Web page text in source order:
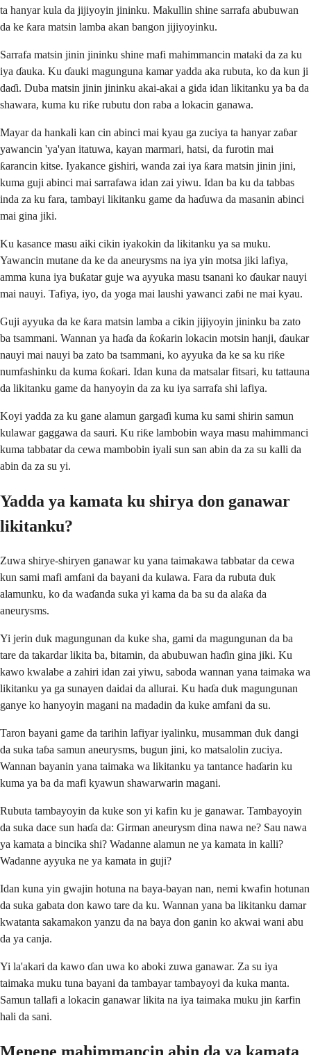
ta hanyar kula da jijiyoyin jininku. Makullin shine sarrafa abubuwan
da ke ƙara matsin lamba akan bangon jijiyoyinku.
Sarrafa matsin jinin jininku shine mafi mahimmancin mataki da za ku
iya ɗauka. Ku ɗauki magunguna kamar yadda aka rubuta, ko da kun ji
daɗi. Duba matsin jinin jininku akai-akai a gida idan likitanku ya ba da
shawara, kuma ku riƙe rubutu don raba a lokacin ganawa.
Mayar da hankali kan cin abinci mai kyau ga zuciya ta hanyar zaɓar
yawancin 'ya'yan itatuwa, kayan marmari, hatsi, da furotin mai
ƙarancin kitse. Iyakance gishiri, wanda zai iya ƙara matsin jinin jini,
kuma guji abinci mai sarrafawa idan zai yiwu. Idan ba ku da tabbas
inda za ku fara, tambayi likitanku game da haɗuwa da masanin abinci
mai gina jiki.
Ku kasance masu aiki cikin iyakokin da likitanku ya sa muku.
Yawancin mutane da ke da aneurysms na iya yin motsa jiki lafiya,
amma kuna iya buƙatar guje wa ayyuka masu tsanani ko ɗaukar nauyi
mai nauyi. Tafiya, iyo, da yoga mai laushi yawanci zaɓi ne mai kyau.
Guji ayyuka da ke ƙara matsin lamba a cikin jijiyoyin jininku ba zato
ba tsammani. Wannan ya haɗa da ƙoƙarin lokacin motsin hanji, ɗaukar
nauyi mai nauyi ba zato ba tsammani, ko ayyuka da ke sa ku riƙe
numfashinku da kuma ƙoƙari. Idan kuna da matsalar fitsari, ku tattauna
da likitanku game da hanyoyin da za ku iya sarrafa shi lafiya.
Koyi yadda za ku gane alamun gargaɗi kuma ku sami shirin samun
kulawar gaggawa da sauri. Ku riƙe lambobin waya masu mahimmanci
kuma tabbatar da cewa mambobin iyali sun san abin da za su kalli da
abin da za su yi.
Yadda ya kamata ku shirya don ganawar
likitanku?
Zuwa shirye-shiryen ganawar ku yana taimakawa tabbatar da cewa
kun sami mafi amfani da bayani da kulawa. Fara da rubuta duk
alamunku, ko da waɗanda suka yi kama da ba su da alaƙa da
aneurysms.
Yi jerin duk magungunan da kuke sha, gami da magungunan da ba
tare da takardar likita ba, bitamin, da abubuwan haɗin gina jiki. Ku
kawo kwalabe a zahiri idan zai yiwu, saboda wannan yana taimaka wa
likitanku ya ga sunayen daidai da allurai. Ku haɗa duk magungunan
ganye ko hanyoyin magani na madadin da kuke amfani da su.
Taron bayani game da tarihin lafiyar iyalinku, musamman duk dangi
da suka taɓa samun aneurysms, bugun jini, ko matsalolin zuciya.
Wannan bayanin yana taimaka wa likitanku ya tantance haɗarin ku
kuma ya ba da mafi kyawun shawarwarin magani.
Rubuta tambayoyin da kuke son yi kafin ku je ganawar. Tambayoyin
da suka dace sun haɗa da: Girman aneurysm dina nawa ne? Sau nawa
ya kamata a bincika shi? Wadanne alamun ne ya kamata in kalli?
Wadanne ayyuka ne ya kamata in guji?
Idan kuna yin gwajin hotuna na baya-bayan nan, nemi kwafin hotunan
da suka gabata don kawo tare da ku. Wannan yana ba likitanku damar
kwatanta sakamakon yanzu da na baya don ganin ko akwai wani abu
da ya canja.
Yi la'akari da kawo ɗan uwa ko aboki zuwa ganawar. Za su iya
taimaka muku tuna bayani da tambayar tambayoyi da kuka manta.
Samun tallafi a lokacin ganawar likita na iya taimaka muku jin ƙarfin
hali da sani.
Menene mahimmancin abin da ya kamata